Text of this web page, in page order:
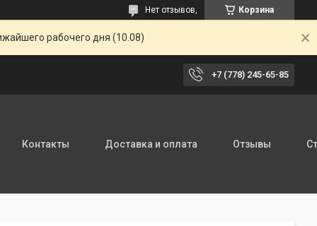
Корзина
Нет отзывов,
рабочего дня (10.08)
+7 (778) 245-65-85
Контакты Доставка и оплата Отзывы